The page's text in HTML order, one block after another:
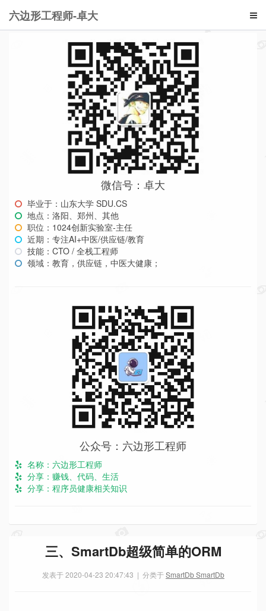
六边形工程师-卓大
微信号：卓大
毕业于：山东大学 SDU.CS
地点：洛阳、郑州、其他
职位：1024创新实验室-主任
近期：专注AI+中医/供应链/教育
技能：CTO / 全栈工程师
领域：教育，供应链，中医大健康；
公众号：六边形工程师
名称：六边形工程师
分享：赚钱、代码、生活
分享：程序员健康相关知识
三、SmartDb超级简单的ORM
发表于 2020-04-23 20:47:43 | 分类于SmartDbSmartDb